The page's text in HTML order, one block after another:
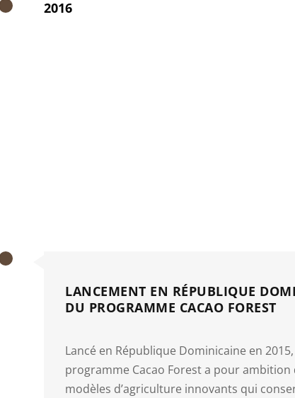
2016
LANCEMENT EN RÉPUBLIQUE
DU PROGRAMME CACAO FOREST
Lancé en République Dominicaine en
programme Cacao Forest a pour ambition
modèles d’agriculture innovants qui